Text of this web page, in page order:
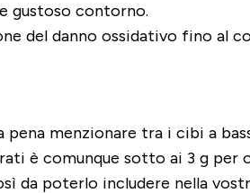
gustoso contorno.
del danno ossidativo fino al
menzionare tra i cibi a
è comunque sotto ai 3 g per
da poterlo includere nella